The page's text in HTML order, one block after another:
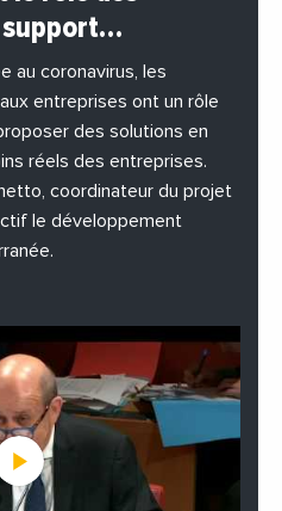
#Institutions
support…
au coronavirus, les
entreprises ont un rôle
des solutions en
réels des entreprises.
coordinateur du projet
le développement